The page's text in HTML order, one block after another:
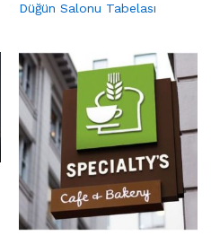
Düğün Salonu Tabelası